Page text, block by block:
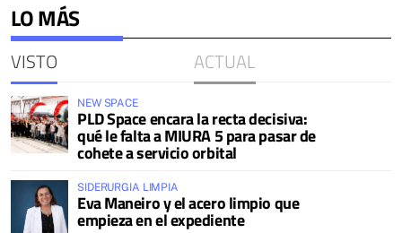
LO MÁS
VISTO ACTUAL
NEW SPACE
PLD Space encara la recta decisiva:
qué le falta a MIURA 5 para pasar de
cohete a servicio orbital
SIDERURGIA LIMPIA
Eva Maneiro y el acero limpio que
empieza en el expediente